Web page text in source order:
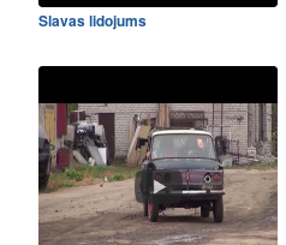
Slavas lidojums